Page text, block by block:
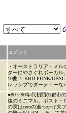
コメント
・オーストラリア・メ
ターにやさぐれボーカル
10曲！ KBD PUNK/
レッシブでダーティーな
●80～90年代初頭の都市
後のミニマル、ポスト・
の実はceroの追っかけ大